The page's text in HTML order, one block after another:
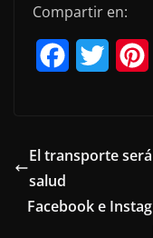
Compartir en:
e
o
t
e
t
El transporte
salud
Facebook e